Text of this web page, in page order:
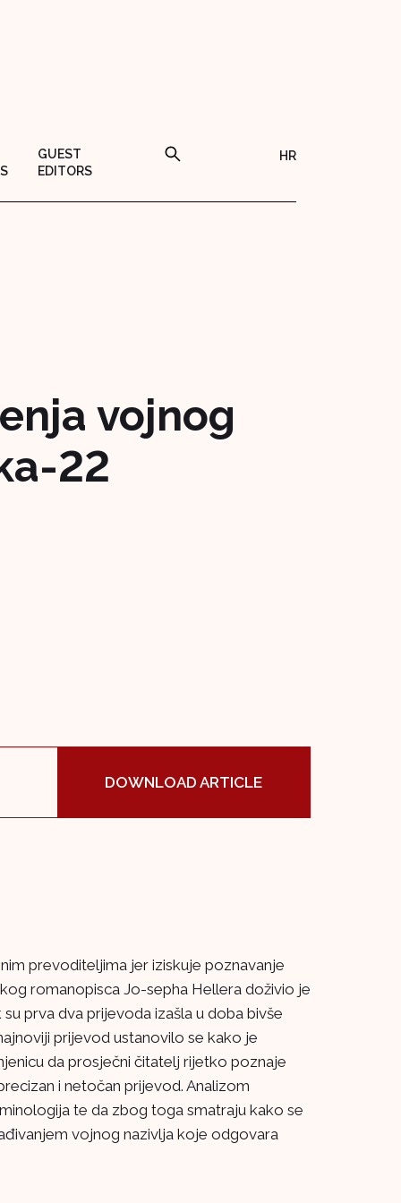
GUEST
EDITORS
HR
vojnog
22
DOWNLOAD ARTICLE
prevoditeljima jer iziskuje poznavanje
romanopisca Jo-sepha Hellera doživio je
prva dva prijevoda izašla u doba bivše
prijevod ustanovilo se kako je
da prosječni čitatelj rijetko poznaje
i netočan prijevod. Analizom
te da zbog toga smatraju kako se
vojnog nazivlja koje odgovara